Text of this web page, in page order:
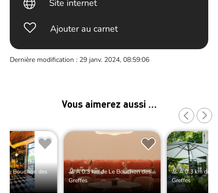
Site internet
Ajouter au carnet
Dernière modification : 29 janv. 2024, 08:59:06
Vous aimerez aussi …
Le Bouchon des
À 0.3 km de Le Bouchon des
Greffes
À 0.3 km de
Greffes